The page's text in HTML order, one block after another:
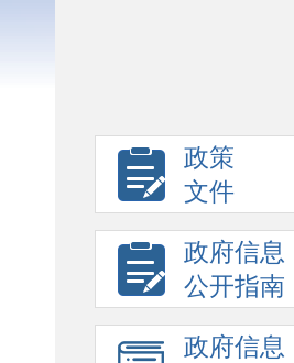
政策
文件
政府信息
公开指南
政府信息